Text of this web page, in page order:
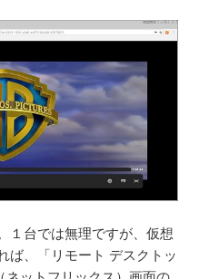
１台では無理ですが、仮想
ば、「リモート デスクトッ